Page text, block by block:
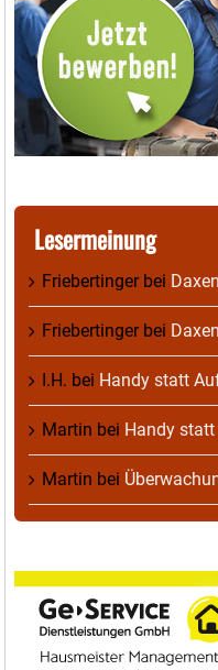
Lesermeinung
Friebertingerbei
Friebertingerbei
I.H. bei Handy statt
Martin bei Handy
Martin bei